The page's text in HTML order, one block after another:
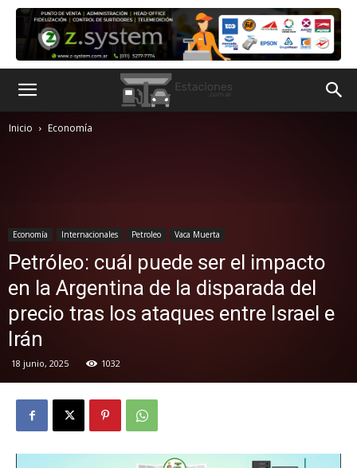
Inicio Economía
Economía Internacionales Petroleo Vaca Muerta
Petróleo: cuál puede ser el impacto
en la Argentina de la disparada del
precio tras los ataques entre Israel e
Irán
18 junio, 2025 1032